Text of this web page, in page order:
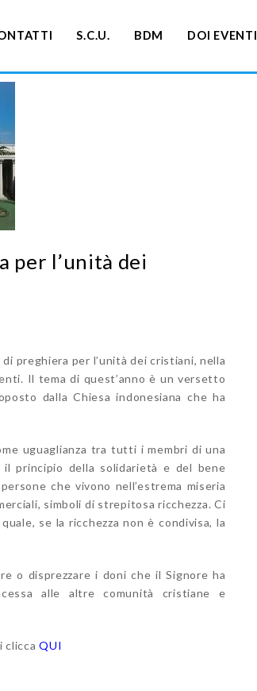
S.C.U. BDM DOI EVENTI
per l’unità dei
preghiera per l’unità dei cristiani, nella
Il tema di quest’anno è un versetto
dalla Chiesa indonesiana che ha
uguaglianza tra tutti i membri di una
principio della solidarietà e del bene
che vivono nell’estrema miseria
simboli di strepitosa ricchezza. Ci
se la ricchezza non è condivisa, la
o disprezzare i doni che il Signore ha
alle altre comunità cristiane e
cliccaQUI